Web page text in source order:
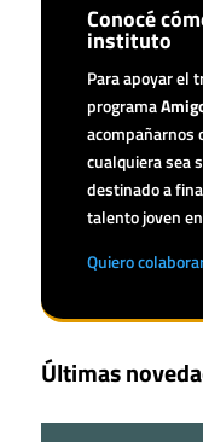
Conocé
instituto
Para apoyar el
programa
acompañarnos
cualquiera sea
destinado a
talento joven
Quiero
Últimas